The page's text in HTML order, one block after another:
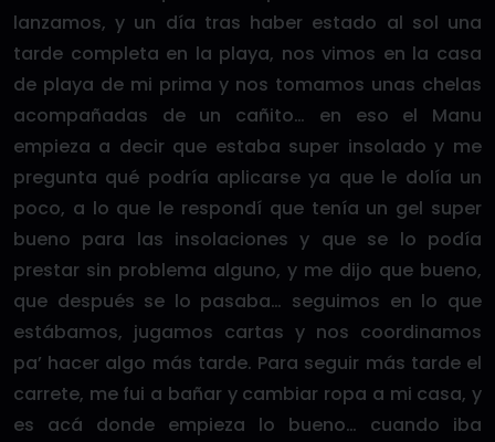
lanzamos, y un día tras haber estado al sol una
tarde completa en la playa, nos vimos en la casa
de playa de mi prima y nos tomamos unas chelas
acompañadas de un cañito… en eso el Manu
empieza a decir que estaba super insolado y me
pregunta qué podría aplicarse ya que le dolía un
poco, a lo que le respondí que tenía un gel super
bueno para las insolaciones y que se lo podía
prestar sin problema alguno, y me dijo que bueno,
que después se lo pasaba… seguimos en lo que
estábamos, jugamos cartas y nos coordinamos
pa’ hacer algo más tarde. Para seguir más tarde el
carrete, me fui a bañar y cambiar ropa a mi casa, y
es acá donde empieza lo bueno… cuando iba